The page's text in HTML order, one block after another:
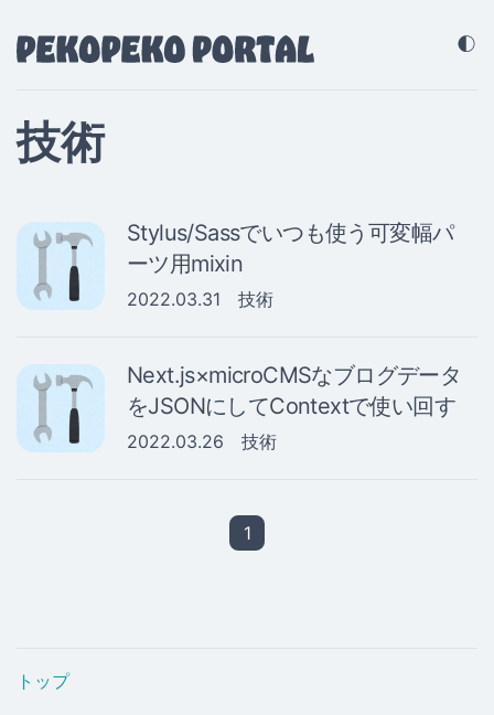
技術
Stylus/Sassでいつも使う可変幅パ
ーツ用mixin
2022.03.31 技術
Next.js×microCMSなブログデータ
をJSONにしてContextで使い回す
2022.03.26 技術
1
トップ